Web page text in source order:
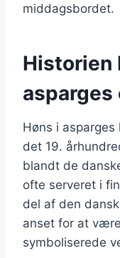
middagsbordet.
Historien
asparges
Høns i
det 19.
blandt de
ofte serveret i
del af den
anset for at
symboliserede